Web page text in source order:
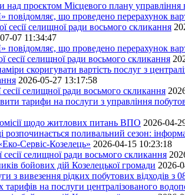
проєктом Місцевого плану управління
що проведено перерахунок
сесії селищної ради восьмого скликання
07 11:34:47
що проведено перерахунок
сесії селищної ради восьмого скликання
скоригувати вартість послуг з
2026-05-27 13:17:58
селищної ради восьмого скликання
тарифи на послуги з управління
щодо житлових питань ВПО 2026-04-
розпочинається поливальний сезон:
Сервіс-Козелець» 2026-04-15 10:23:18
селищної ради восьмого скликання
бойових дій Козелецької громади 2026-
з вивезення рідких побутових відходів з
на послуги централізованого